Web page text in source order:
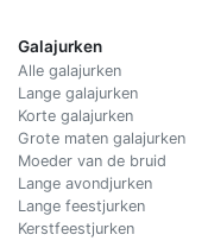
Galajurken
Alle galajurken
Lange galajurken
Korte galajurken
Grote maten galajurken
Moeder van de bruid
Lange avondjurken
Lange feestjurken
Kerstfeestjurken